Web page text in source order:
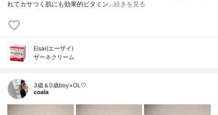
れてカサつく肌にも効果的ビタミン…続きを見る
Eisai(エーザイ)
ザーネクリーム
3歳＆0歳boy×OL🤍
coala